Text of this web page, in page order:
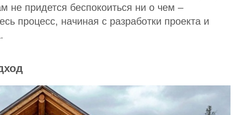
не придется беспокоиться ни о чем –
процесс, начиная с разработки проекта и